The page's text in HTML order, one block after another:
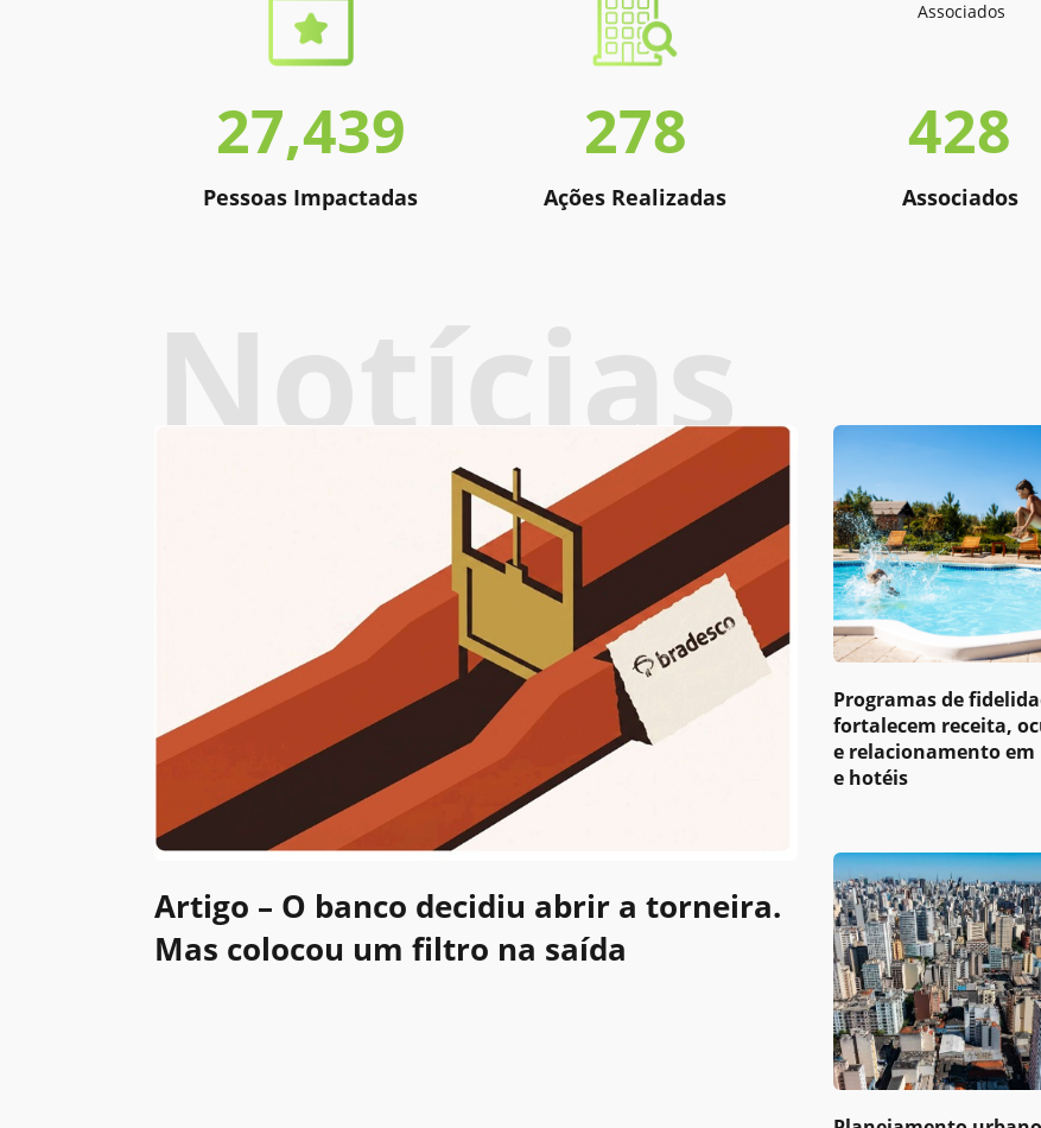
27,439
Pessoas Impactadas
278
Ações Realizadas
428
Associados
Notícias
Artigo – O banco decidiu abrir a torneira.
Mas colocou um filtro na saída
Programas de
fortalecem receita,
e relacionamento em
e hotéis